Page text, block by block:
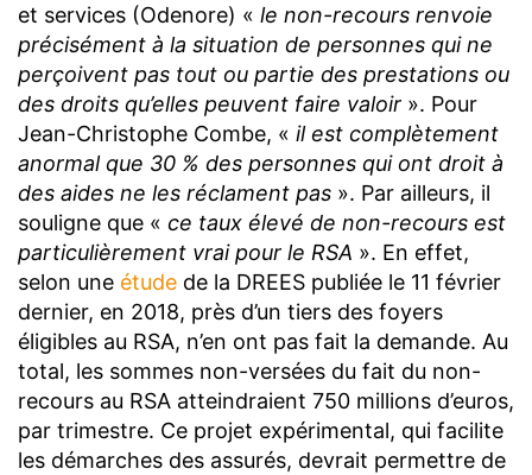
et services (Odenore) « le non-recours renvoie
précisément à la situation de personnes qui ne
perçoivent pas tout ou partie des prestations ou
des droits qu’elles peuvent faire valoir ». Pour
Jean-Christophe Combe, « il est complètement
anormal que 30 % des personnes qui ont droit à
des aides ne les réclament pas ». Par ailleurs, il
souligne que « ce taux élevé de non-recours est
particulièrement vrai pour le RSA ». En effet,
selon une étude de la DREES publiée le 11 février
dernier, en 2018, près d’un tiers des foyers
éligibles au RSA, n’en ont pas fait la demande. Au
total, les sommes non-versées du fait du non-
recours au RSA atteindraient 750 millions d’euros,
par trimestre. Ce projet expérimental, qui facilite
les démarches des assurés, devrait permettre de